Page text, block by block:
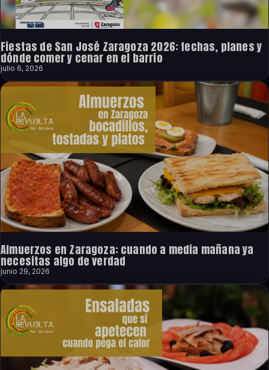
Fiestas de San José Zaragoza 2026: fechas, planes y
dónde comer y cenar en el barrio
julio 6, 2026
Almuerzos en Zaragoza: cuando a media mañana ya
necesitas algo de verdad
junio 29, 2026